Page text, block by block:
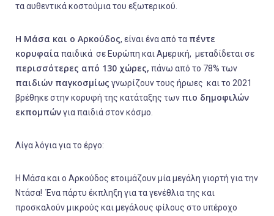
τα αυθεντικά κοστούμια του εξωτερικού.
Η Μάσα και ο Αρκούδος, είναι ένα από τα πέντε
κορυφαία παιδικά σε Ευρώπη και Αμερική, μεταδίδεται σε
περισσότερες από 130 χώρες, πάνω από το 78% των
παιδιών παγκοσμίως γνωρίζουν τους ήρωες και το 2021
βρέθηκε στην κορυφή της κατάταξης των πιο δημοφιλών
εκπομπώνγια παιδιά στον κόσμο.
Λίγα λόγια για το έργο:
Η Μάσα και ο Αρκούδος ετοιμάζουν μία μεγάλη γιορτή για την
Ντάσα! Ένα πάρτυ έκπληξη για τα γενέθλια της και
προσκαλούν μικρούς και μεγάλους φίλους στο υπέροχο